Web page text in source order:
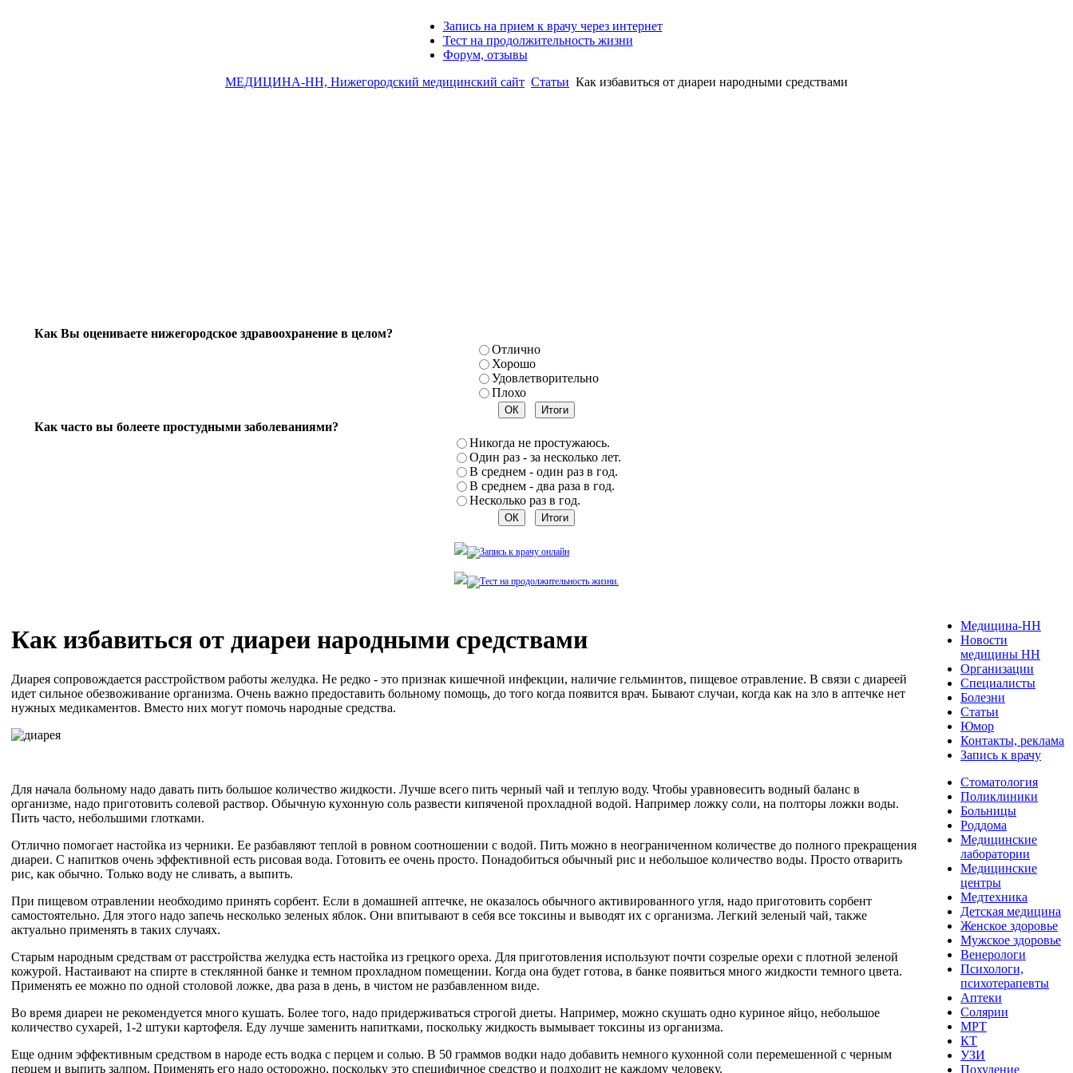
Запись на прием к врачу через интернет
Тест на продолжительность жизни
Форум, отзывы
МЕДИЦИНА-НН, Нижегородский медицинский сайт Статьи Как избавиться от диареи народными средствами
Как Вы оцениваете нижегородское здравоохранение в целом?
Отлично
Хорошо
Удовлетворительно
Плохо
Как часто вы болеете простудными заболеваниями?
Никогда не простужаюсь.
Один раз - за несколько лет.
В среднем - один раз в год.
В среднем - два раза в год.
Несколько раз в год.
Как избавиться от диареи народными средствами
Диарея сопровождается расстройством работы желудка. Не редко - это признак кишечной инфекции, наличие гельминтов, пищевое отравление. В связи с диареей
идет сильное обезвоживание организма. Очень важно предоставить больному помощь, до того когда появится врач. Бывают случаи, когда как на зло в аптечке нет
нужных медикаментов. Вместо них могут помочь народные средства.
Для начала больному надо давать пить большое количество жидкости. Лучше всего пить черный чай и теплую воду. Чтобы уравновесить водный баланс в
организме, надо приготовить солевой раствор. Обычную кухонную соль развести кипяченой прохладной водой. Например ложку соли, на полторы ложки воды.
Пить часто, небольшими глотками.
Отлично помогает настойка из черники. Ее разбавляют теплой в ровном соотношении с водой. Пить можно в неограниченном количестве до полного прекращения
диареи. С напитков очень эффективной есть рисовая вода. Готовить ее очень просто. Понадобиться обычный рис и небольшое количество воды. Просто отварить
рис, как обычно. Только воду не сливать, а выпить.
При пищевом отравлении необходимо принять сорбент. Если в домашней аптечке, не оказалось обычного активированного угля, надо приготовить сорбент
самостоятельно. Для этого надо запечь несколько зеленых яблок. Они впитывают в себя все токсины и выводят их с организма. Легкий зеленый чай, также
актуально применять в таких случаях.
Старым народным средствам от расстройства желудка есть настойка из грецкого ореха. Для приготовления используют почти созрелые орехи с плотной зеленой
кожурой. Настаивают на спирте в стеклянной банке и темном прохладном помещении. Когда она будет готова, в банке появиться много жидкости темного цвета.
Применять ее можно по одной столовой ложке, два раза в день, в чистом не разбавленном виде.
Во время диареи не рекомендуется много кушать. Более того, надо придерживаться строгой диеты. Например, можно скушать одно куриное яйцо, небольшое
количество сухарей, 1-2 штуки картофеля. Еду лучше заменить напитками, поскольку жидкость вымывает токсины из организма.
Еще одним эффективным средством в народе есть водка с перцем и солью. В 50 граммов водки надо добавить немного кухонной соли перемешенной с черным
перцем и выпить залпом. Применять его надо осторожно, поскольку это специфичное средство и подходит не каждому человеку.
Медицина-НН
Новости
медицины НН
Организации
Специалисты
Болезни
Статьи
Юмор
Контакты, реклама
Запись к врачу
Стоматология
Поликлиники
Больницы
Роддома
Медицинские
лаборатории
Медицинские
центры
Медтехника
Детская медицина
Женское здоровье
Мужское здоровье
Венерологи
Психологи,
психотерапевты
Аптеки
Солярии
МРТ
КТ
УЗИ
Похудение